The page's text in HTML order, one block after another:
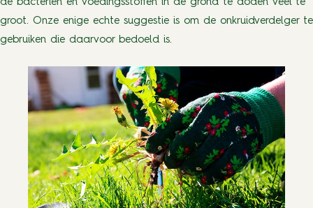
de bacteriën en voedingsstoffen in de grond te doden veel te
groot. Onze enige echte suggestie is om de onkruidverdelger te
gebruiken die daarvoor bedoeld is.